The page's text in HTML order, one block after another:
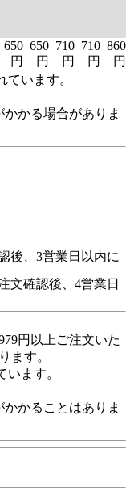
650
円
650
円
710
円
710
円
860
円
ています。
かる場合がありま
、3営業日以内に
確認後、4営業日
円以上ご注文いた
ます。
ます。
かることはありま